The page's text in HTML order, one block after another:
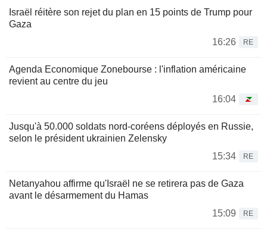
Israël réitère son rejet du plan en 15 points de Trump pour
Gaza
16:26
RE
Agenda Economique Zonebourse : l'inflation américaine
revient au centre du jeu
16:04
Jusqu'à 50.000 soldats nord-coréens déployés en Russie,
selon le président ukrainien Zelensky
15:34
RE
Netanyahou affirme qu'Israël ne se retirera pas de Gaza
avant le désarmement du Hamas
15:09
RE